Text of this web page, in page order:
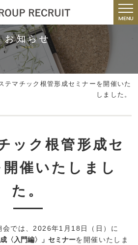
MENU
お知らせ
news
テマチック根管形成セミナーを開催いた
しました。
ック根管形成セ
開催いたしまし
た。
会では、2026年1月18日（日）に
〈入門編〉」セミナーを開催いたしま